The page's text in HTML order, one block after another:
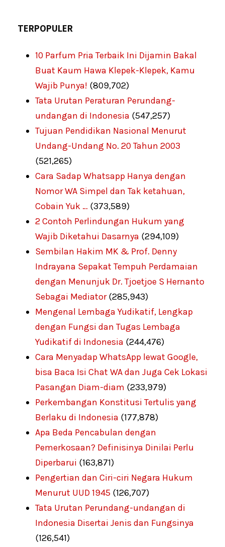
TERPOPULER
10 Parfum Pria Terbaik Ini Dijamin Bakal
Buat Kaum Hawa Klepek-Klepek, Kamu
Wajib Punya! (809,702)
Tata Urutan Peraturan Perundang-
undangan di Indonesia (547,257)
Tujuan Pendidikan Nasional Menurut
Undang-Undang No. 20 Tahun 2003
(521,265)
Cara Sadap Whatsapp Hanya dengan
Nomor WA Simpel dan Tak ketahuan,
Cobain Yuk … (373,589)
2 Contoh Perlindungan Hukum yang
Wajib Diketahui Dasarnya (294,109)
Sembilan Hakim MK & Prof. Denny
Indrayana Sepakat Tempuh Perdamaian
dengan Menunjuk Dr. Tjoetjoe S Hernanto
Sebagai Mediator (285,943)
Mengenal Lembaga Yudikatif, Lengkap
dengan Fungsi dan Tugas Lembaga
Yudikatif di Indonesia (244,476)
Cara Menyadap WhatsApp lewat Google,
bisa Baca Isi Chat WA dan Juga Cek Lokasi
Pasangan Diam-diam (233,979)
Perkembangan Konstitusi Tertulis yang
Berlaku di Indonesia (177,878)
Apa Beda Pencabulan dengan
Pemerkosaan? Definisinya Dinilai Perlu
Diperbarui (163,871)
Pengertian dan Ciri-ciri Negara Hukum
Menurut UUD 1945 (126,707)
Tata Urutan Perundang-undangan di
Indonesia Disertai Jenis dan Fungsinya
(126,541)